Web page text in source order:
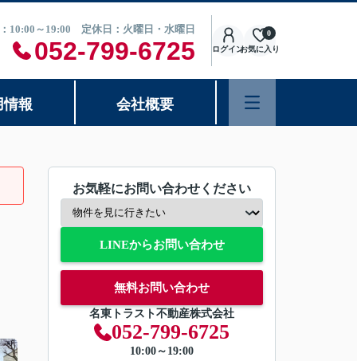
10:00～19:00 定休日：火曜日・水曜日
052-799-6725 ログインお気に入り
0
情報 会社概要
お気軽にお問い合わせください
LINEからお問い合わせ
無料お問い合わせ
名東トラスト不動産株式会社
052-799-6725
10:00～19:00